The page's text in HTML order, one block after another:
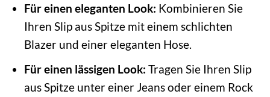
Für einen eleganten Look: Kombinieren Sie
Ihren Slip aus Spitze mit einem schlichten
Blazer und einer eleganten Hose.
Für einen lässigen Look: Tragen Sie Ihren Slip
aus Spitze unter einer Jeans oder einem Rock